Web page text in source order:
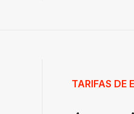
TARIFAS DE